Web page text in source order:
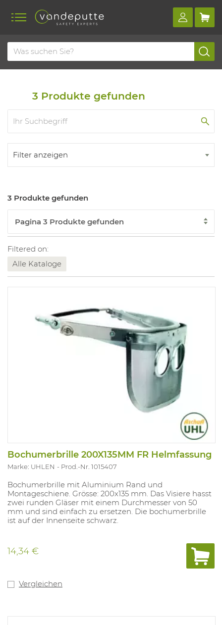
Home Produkte
Schutzbrillen und gesichtsschutz
Bochumer brillen
3 Produkte gefunden
Filter anzeigen
3 Produkte gefunden
Filtered on:
Alle Kataloge
Bochumerbrille 200X135MM FR Helmfassung
Marke: UHLEN Prod.-Nr. 1015407
Bochumerbrille mit Aluminium Rand und
Montageschiene. Grösse: 200x135 mm. Das Visiere hasst
zwei runden Gläser mit einem Durchmesser von 50
mm und sind einfach zu ersetzen. Die bochumerbrille
ist auf der Innenseite schwarz.
14,34 €
Vergleichen